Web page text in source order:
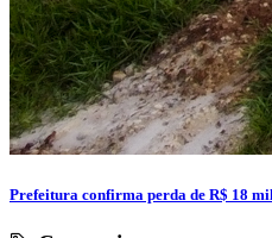
Prefeitura confirma perda de R$ 18